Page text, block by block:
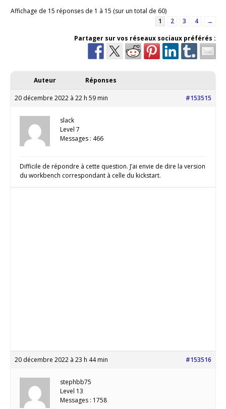
Affichage de 15 réponses de 1 à 15 (sur un total de 60)
1
2 3 4
→
Partager sur vos réseaux sociaux préférés :
Auteur Réponses
20 décembre 2022 à 22 h 59 min #153515
slack
Level 7
Messages : 466
Difficile de répondre à cette question. J’ai envie de dire la version
du workbench correspondant à celle du kickstart.
20 décembre 2022 à 23 h 44 min #153516
stephbb75
Level 13
Messages : 1758